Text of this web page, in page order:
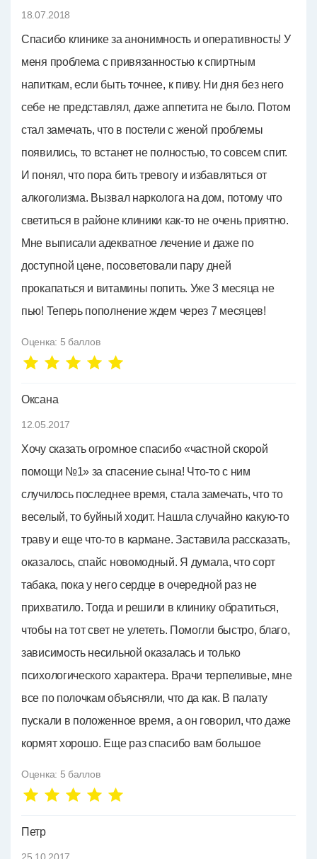
18.07.2018
Спасибо клинике за анонимность и оперативность! У
меня проблема с привязанностью к спиртным
напиткам, если быть точнее, к пиву. Ни дня без него
себе не представлял, даже аппетита не было. Потом
стал замечать, что в постели с женой проблемы
появились, то встанет не полностью, то совсем спит.
И понял, что пора бить тревогу и избавляться от
алкоголизма. Вызвал нарколога на дом, потому что
светиться в районе клиники как-то не очень приятно.
Мне выписали адекватное лечение и даже по
доступной цене, посоветовали пару дней
прокапаться и витамины попить. Уже 3 месяца не
пью! Теперь пополнение ждем через 7 месяцев!
Оценка: 5 баллов
Оксана
12.05.2017
Хочу сказать огромное спасибо «частной скорой
помощи №1» за спасение сына! Что-то с ним
случилось последнее время, стала замечать, что то
веселый, то буйный ходит. Нашла случайно какую-то
траву и еще что-то в кармане. Заставила рассказать,
оказалось, спайс новомодный. Я думала, что сорт
табака, пока у него сердце в очередной раз не
прихватило. Тогда и решили в клинику обратиться,
чтобы на тот свет не улететь. Помогли быстро, благо,
зависимость несильной оказалась и только
психологического характера. Врачи терпеливые, мне
все по полочкам объясняли, что да как. В палату
пускали в положенное время, а он говорил, что даже
кормят хорошо. Еще раз спасибо вам большое
Оценка: 5 баллов
Петр